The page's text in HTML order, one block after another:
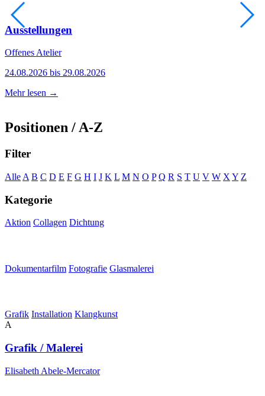
Ausstellungen
Offenes Atelier
24.08.2026 bis 29.08.2026
Mehr lesen →
Positionen / A-Z
Filter
Alle A B C D E F G H I J K L M N O P Q R S T U V W X Y Z
Kategorie
Aktion Collagen Dichtung
Dokumentarfilm Fotografie Glasmalerei
Grafik Installation Klangkunst
A
Grafik / Malerei
Elisabeth Abele-Mercator